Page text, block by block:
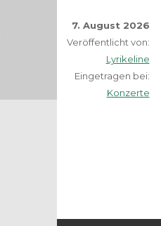
7. August 2026
Veröffentlicht von:
Lyrikeline
Eingetragen bei:
Konzerte